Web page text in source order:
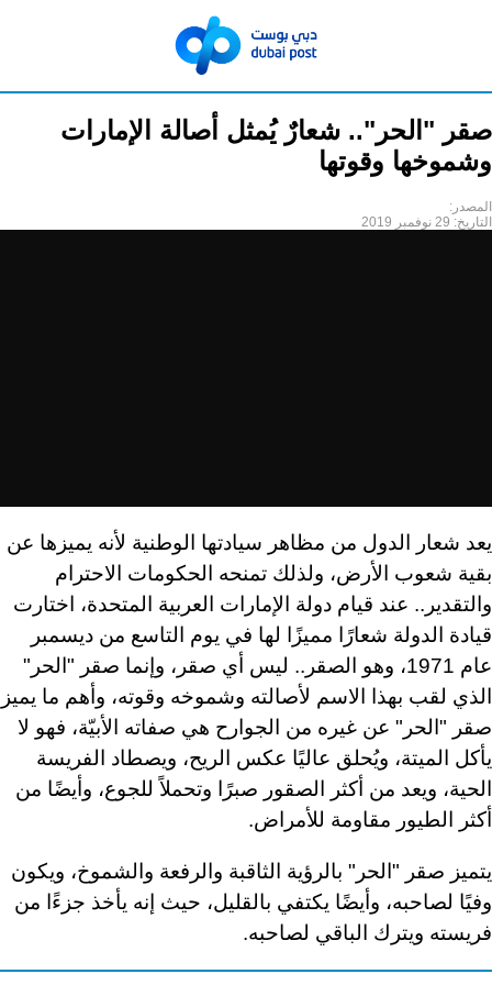
صقر "الحر".. شعارٌ يُمثل أصالة الإمارات
وشموخها وقوتها
المصدر:
التاريخ: 29 نوفمبر 2019
يعد شعار الدول من مظاهر سيادتها الوطنية لأنه يميزها عن
بقية شعوب الأرض، ولذلك تمنحه الحكومات الاحترام
والتقدير.. عند قيام دولة الإمارات العربية المتحدة، اختارت
قيادة الدولة شعارًا مميزًا لها في يوم التاسع من ديسمبر
عام 1971، وهو الصقر.. ليس أي صقر، وإنما صقر "الحر"
الذي لقب بهذا الاسم لأصالته وشموخه وقوته، وأهم ما يميز
صقر "الحر" عن غيره من الجوارح هي صفاته الأبيّة، فهو لا
يأكل الميتة، ويُحلق عاليًا عكس الريح، ويصطاد الفريسة
الحية، ويعد من أكثر الصقور صبرًا وتحملاً للجوع، وأيضًا من
أكثر الطيور مقاومة للأمراض.
يتميز صقر "الحر" بالرؤية الثاقبة والرفعة والشموخ، ويكون
وفيًا لصاحبه، وأيضًا يكتفي بالقليل، حيث إنه يأخذ جزءًا من
فريسته ويترك الباقي لصاحبه.